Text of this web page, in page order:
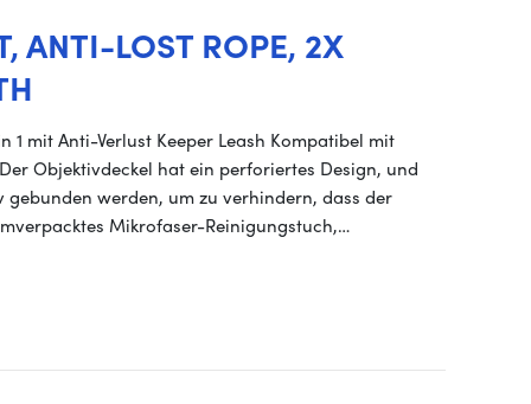
ANTI-LOST ROPE, 2X
mit Anti-Verlust Keeper Leash Kompatibel mit
Objektivdeckel hat ein perforiertes Design, und
werden, um zu verhindern, dass der
Mikrofaser-Reinigungstuch,…